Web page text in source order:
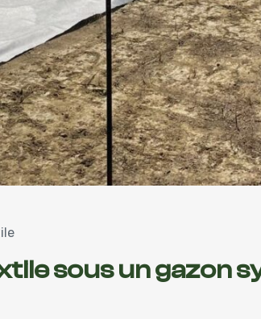
sous un gazon